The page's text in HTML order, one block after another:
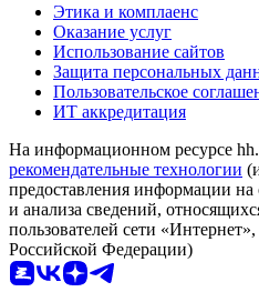
Этика и комплаенс
Оказание услуг
Использование сайтов
Защита персональных
Пользовательское
ИТ аккредитация
На информационном ресурсе
рекомендательные технологии
предоставления информации на
и анализа сведений,
пользователей сети
Российской Федерации)